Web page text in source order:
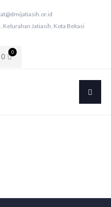
Kelurahan Jatiasih. Kota Bekasi
0 0